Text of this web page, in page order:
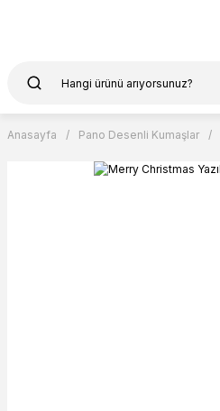
Anasayfa Pano Desenli Kumaşlar